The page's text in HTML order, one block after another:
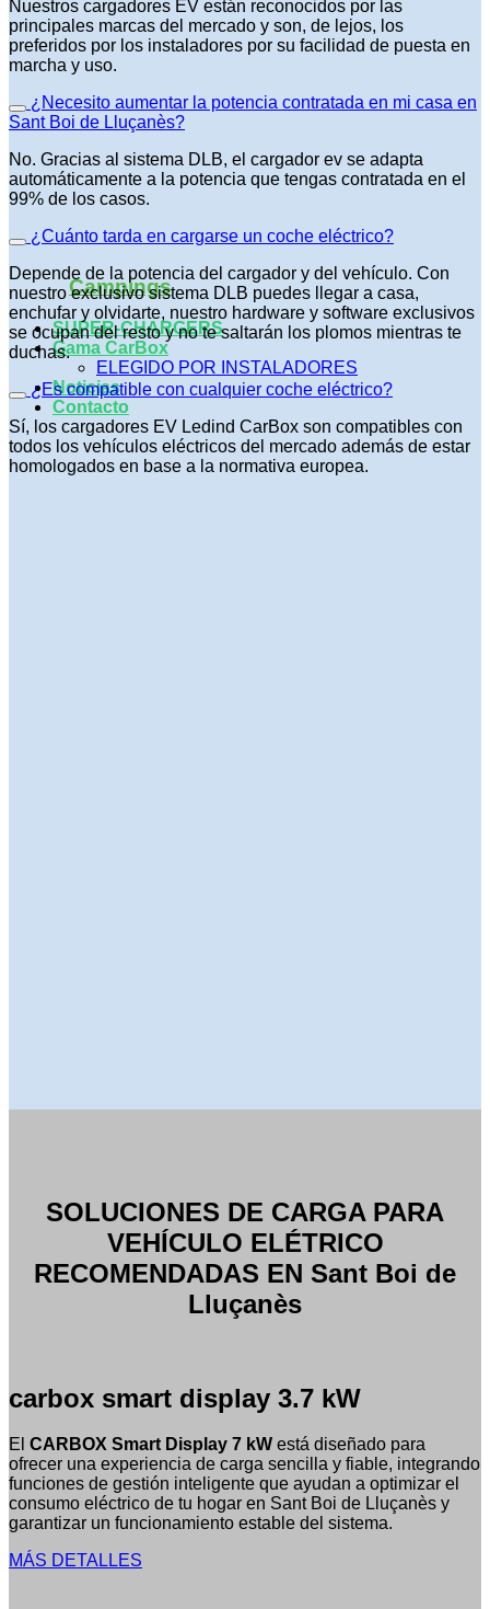
Campings
SUPER-CHARGERS
Gama CarBox
ELEGIDO POR INSTALADORES
Noticias
Contacto
Nuestros cargadores EV están reconocidos por las
principales marcas del mercado y son, de lejos, los
preferidos por los instaladores por su facilidad de puesta en
marcha y uso.
¿Necesito aumentar la potencia contratada en mi casa en
Sant Boi de Lluçanès?
No. Gracias al sistema DLB, el cargador ev se adapta
automáticamente a la potencia que tengas contratada en el
99% de los casos.
¿Cuánto tarda en cargarse un coche eléctrico?
Depende de la potencia del cargador y del vehículo. Con
nuestro exclusivo sistema DLB puedes llegar a casa,
enchufar y olvidarte, nuestro hardware y software exclusivos
se ocupan del resto y no te saltarán los plomos mientras te
duchas.
¿Es compatible con cualquier coche eléctrico?
Sí, los cargadores EV Ledind CarBox son compatibles con
todos los vehículos eléctricos del mercado además de estar
homologados en base a la normativa europea.
SOLUCIONES DE CARGA PARA
VEHÍCULO ELÉTRICO
RECOMENDADAS EN Sant Boi de
Lluçanès
carbox smart display 3.7 kW
El CARBOX Smart Display 7 kW está diseñado para
ofrecer una experiencia de carga sencilla y fiable, integrando
funciones de gestión inteligente que ayudan a optimizar el
consumo eléctrico de tu hogar en Sant Boi de Lluçanès y
garantizar un funcionamiento estable del sistema.
MÁS DETALLES